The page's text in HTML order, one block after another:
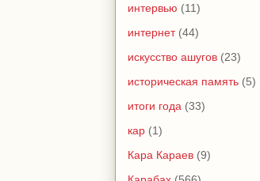
интервью (11)
интернет (44)
искусство ашугов (23)
историческая память (5)
итоги года (33)
кар (1)
Кара Караев (9)